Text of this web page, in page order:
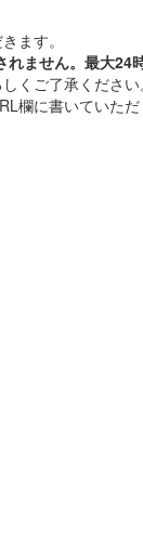
ます。
れません。最大24
くご了承ください
欄に書いていただ